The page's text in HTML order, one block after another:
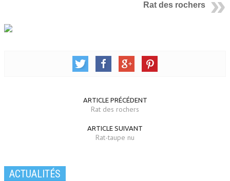
Rat des rochers
ARTICLE PRÉCÉDENT
Rat des rochers
ARTICLE SUIVANT
Rat-taupe nu
ACTUALITÉS